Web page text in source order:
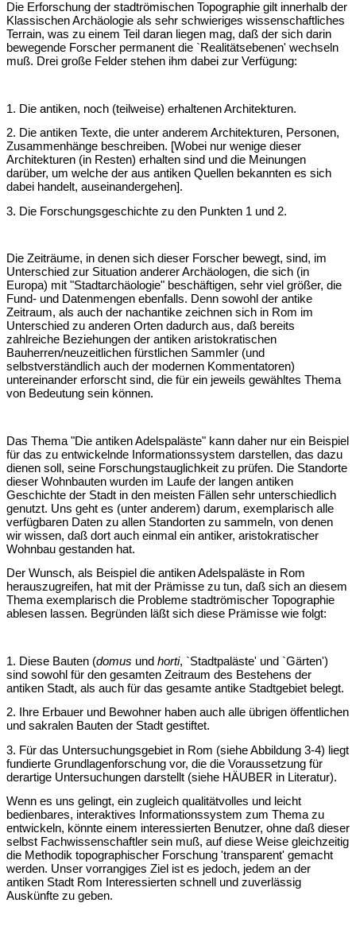
Die Erforschung der stadtrömischen Topographie gilt innerhalb der
Klassischen Archäologie als sehr schwieriges wissenschaftliches
Terrain, was zu einem Teil daran liegen mag, daß der sich darin
bewegende Forscher permanent die `Realitätsebenen' wechseln
muß. Drei große Felder stehen ihm dabei zur Verfügung:
1. Die antiken, noch (teilweise) erhaltenen Architekturen.
2. Die antiken Texte, die unter anderem Architekturen, Personen,
Zusammenhänge beschreiben. [Wobei nur wenige dieser
Architekturen (in Resten) erhalten sind und die Meinungen
darüber, um welche der aus antiken Quellen bekannten es sich
dabei handelt, auseinandergehen].
3. Die Forschungsgeschichte zu den Punkten 1 und 2.
Die Zeiträume, in denen sich dieser Forscher bewegt, sind, im
Unterschied zur Situation anderer Archäologen, die sich (in
Europa) mit "Stadtarchäologie" beschäftigen, sehr viel größer, die
Fund- und Datenmengen ebenfalls. Denn sowohl der antike
Zeitraum, als auch der nachantike zeichnen sich in Rom im
Unterschied zu anderen Orten dadurch aus, daß bereits
zahlreiche Beziehungen der antiken aristokratischen
Bauherren/neuzeitlichen fürstlichen Sammler (und
selbstverständlich auch der modernen Kommentatoren)
untereinander erforscht sind, die für ein jeweils gewähltes Thema
von Bedeutung sein können.
Das Thema "Die antiken Adelspaläste" kann daher nur ein Beispiel
für das zu entwickelnde Informationssystem darstellen, das dazu
dienen soll, seine Forschungstauglichkeit zu prüfen. Die Standorte
dieser Wohnbauten wurden im Laufe der langen antiken
Geschichte der Stadt in den meisten Fällen sehr unterschiedlich
genutzt. Uns geht es (unter anderem) darum, exemplarisch alle
verfügbaren Daten zu allen Standorten zu sammeln, von denen
wir wissen, daß dort auch einmal ein antiker, aristokratischer
Wohnbau gestanden hat.
Der Wunsch, als Beispiel die antiken Adelspaläste in Rom
herauszugreifen, hat mit der Prämisse zu tun, daß sich an diesem
Thema exemplarisch die Probleme stadtrömischer Topographie
ablesen lassen. Begründen läßt sich diese Prämisse wie folgt:
1. Diese Bauten (domus und horti, `Stadtpaläste' und `Gärten')
sind sowohl für den gesamten Zeitraum des Bestehens der
antiken Stadt, als auch für das gesamte antike Stadtgebiet belegt.
2. Ihre Erbauer und Bewohner haben auch alle übrigen öffentlichen
und sakralen Bauten der Stadt gestiftet.
3. Für das Untersuchungsgebiet in Rom (siehe Abbildung 3-4) liegt
fundierte Grundlagenforschung vor, die die Voraussetzung für
derartige Untersuchungen darstellt (siehe HÄUBER in Literatur).
Wenn es uns gelingt, ein zugleich qualitätvolles und leicht
bedienbares, interaktives Informationssystem zum Thema zu
entwickeln, könnte einem interessierten Benutzer, ohne daß dieser
selbst Fachwissenschaftler sein muß, auf diese Weise gleichzeitig
die Methodik topographischer Forschung 'transparent' gemacht
werden. Unser vorrangiges Ziel ist es jedoch, jedem an der
antiken Stadt Rom Interessierten schnell und zuverlässig
Auskünfte zu geben.